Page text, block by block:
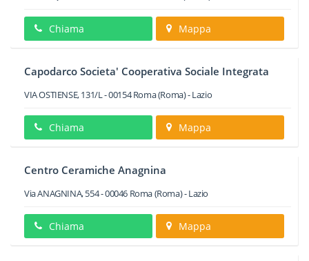
Chiama Mappa
Capodarco Societa' Cooperativa Sociale Integrata
VIA OSTIENSE, 131/L-00154 Roma(Roma) -Lazio
Chiama Mappa
Centro Ceramiche Anagnina
Via ANAGNINA, 554-00046 Roma(Roma) -Lazio
Chiama Mappa